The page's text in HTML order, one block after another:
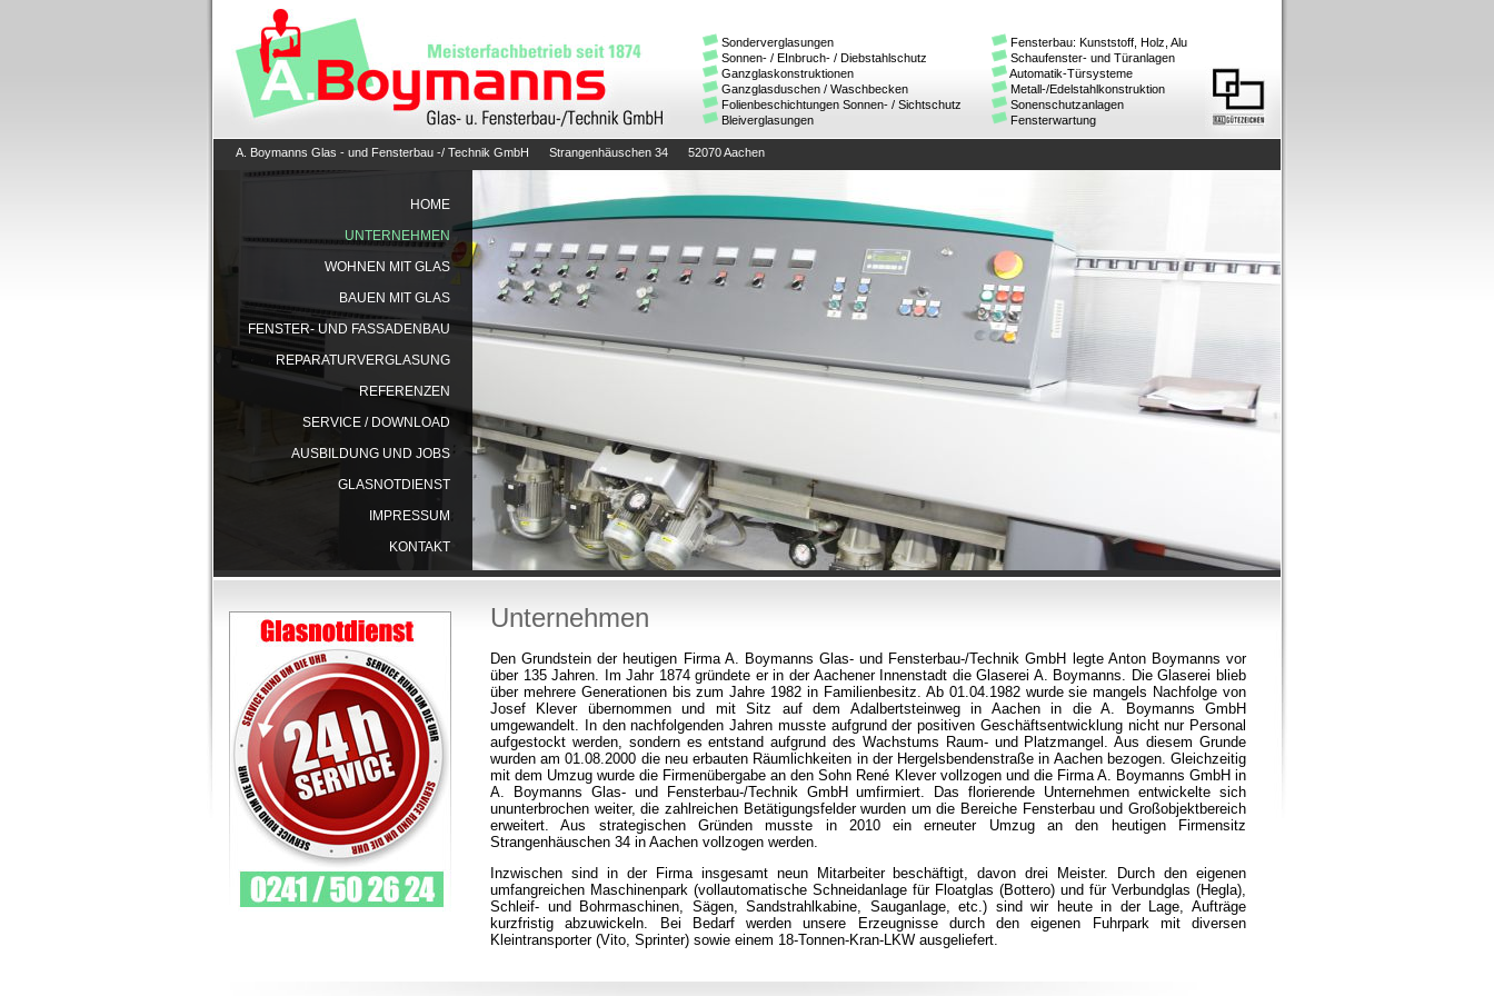
Sonderverglasungen
Sonnen- / EInbruch- / Diebstahlschutz
Ganzglaskonstruktionen
Ganzglasduschen / Waschbecken
Folienbeschichtungen Sonnen- / Sichtschutz
Bleiverglasungen
Fensterbau: Kunststoff, Holz, Alu
Schaufenster- und Türanlagen
Automatik-Türsysteme
Metall-/Edelstahlkonstruktion
Sonenschutzanlagen
Fensterwartung
A. Boymanns Glas - und Fensterbau -/ Technik GmbH Strangenhäuschen 34 52070 Aachen
HOME
UNTERNEHMEN
WOHNEN MIT GLAS
BAUEN MIT GLAS
FENSTER- UND FASSADENBAU
REPARATURVERGLASUNG
REFERENZEN
SERVICE / DOWNLOAD
AUSBILDUNG UND JOBS
GLASNOTDIENST
IMPRESSUM
KONTAKT
Unternehmen
Den Grundstein der heutigen Firma A. Boymanns Glas- und Fensterbau-/Technik GmbH legte Anton Boymanns vor
über 135 Jahren. Im Jahr 1874 gründete er in der Aachener Innenstadt die Glaserei A. Boymanns. Die Glaserei blieb
über mehrere Generationen bis zum Jahre 1982 in Familienbesitz. Ab 01.04.1982 wurde sie mangels Nachfolge von
Josef Klever übernommen und mit Sitz auf dem Adalbertsteinweg in Aachen in die A. Boymanns GmbH
umgewandelt. In den nachfolgenden Jahren musste aufgrund der positiven Geschäftsentwicklung nicht nur Personal
aufgestockt werden, sondern es entstand aufgrund des Wachstums Raum- und Platzmangel. Aus diesem Grunde
wurden am 01.08.2000 die neu erbauten Räumlichkeiten in der Hergelsbendenstraße in Aachen bezogen. Gleichzeitig
mit dem Umzug wurde die Firmenübergabe an den Sohn René Klever vollzogen und die Firma A. Boymanns GmbH in
A. Boymanns Glas- und Fensterbau-/Technik GmbH umfirmiert. Das florierende Unternehmen entwickelte sich
ununterbrochen weiter, die zahlreichen Betätigungsfelder wurden um die Bereiche Fensterbau und Großobjektbereich
erweitert. Aus strategischen Gründen musste in 2010 ein erneuter Umzug an den heutigen Firmensitz
Strangenhäuschen 34 in Aachen vollzogen werden.
Inzwischen sind in der Firma insgesamt neun Mitarbeiter beschäftigt, davon drei Meister. Durch den eigenen
umfangreichen Maschinenpark (vollautomatische Schneidanlage für Floatglas (Bottero) und für Verbundglas (Hegla),
Schleif- und Bohrmaschinen, Sägen, Sandstrahlkabine, Sauganlage, etc.) sind wir heute in der Lage, Aufträge
kurzfristig abzuwickeln. Bei Bedarf werden unsere Erzeugnisse durch den eigenen Fuhrpark mit diversen
Kleintransporter (Vito, Sprinter) sowie einem 18-Tonnen-Kran-LKW ausgeliefert.